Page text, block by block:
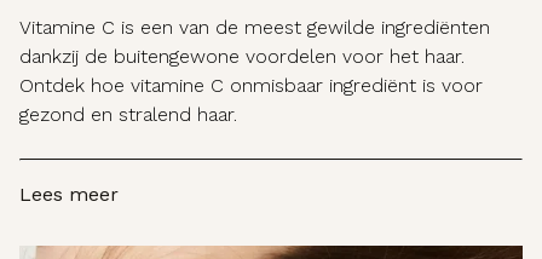
Vitamine C is een van de meest gewilde ingrediënten
dankzij de buitengewone voordelen voor het haar.
Ontdek hoe vitamine C onmisbaar ingrediënt is voor
gezond en stralend haar.
Lees meer